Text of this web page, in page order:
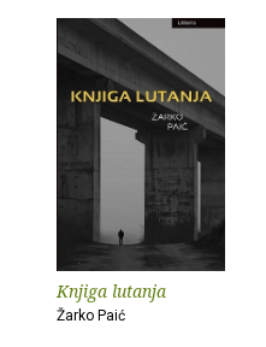
Knjiga lutanja
Žarko Paić